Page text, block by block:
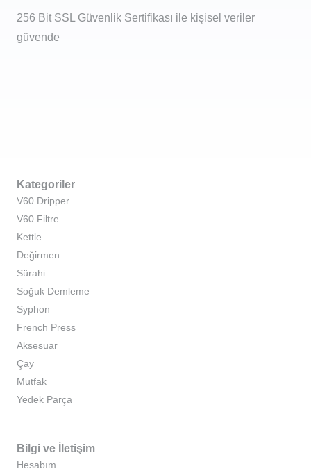
256 Bit SSL Güvenlik Sertifikası ile kişisel veriler
güvende
Kategoriler
V60 Dripper
V60 Filtre
Kettle
Değirmen
Sürahi
Soğuk Demleme
Syphon
French Press
Aksesuar
Çay
Mutfak
Yedek Parça
Bilgi ve İletişim
Hesabım